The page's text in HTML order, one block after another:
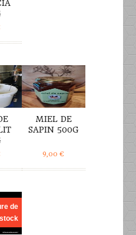
MIEL DE
SAPIN 500G
9,00€
de
stock